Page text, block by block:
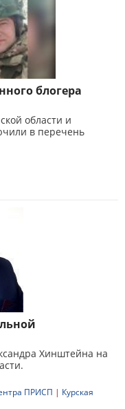
блогера
области и
в перечень
Хинштейна на
ПРИСП | Курская